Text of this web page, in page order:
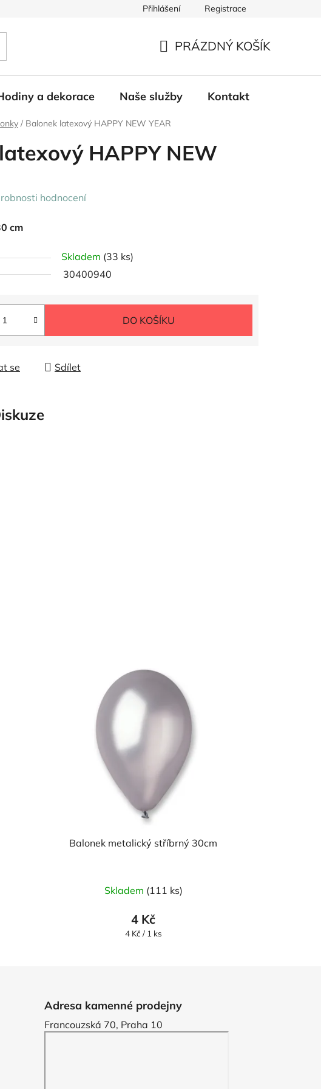
Přihlášení Registrace
KOŠÍK
PRÁZDNÝ KOŠÍK
a dekorace Naše služby Kontakt
/ Balonek latexový HAPPY NEW YEAR
HAPPY NEW
hodnocení
cm
Skladem (33 ks)
30400940
DO KOŠÍKU
se Sdílet
Balonek metalický stříbrný 30cm
Skladem (111 ks)
4 Kč
Měrná
4 Kč / 1 ks
Adresa kamenné prodejny
Francouzská 70, Praha 10